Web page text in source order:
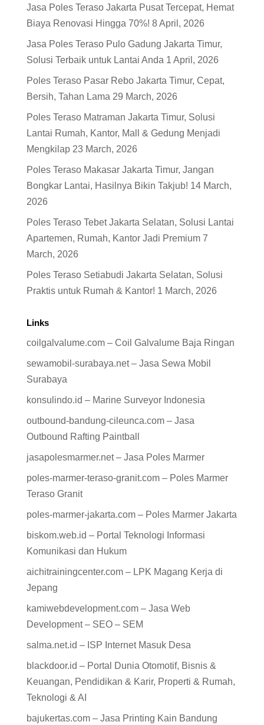
Jasa Poles Teraso Jakarta Pusat Tercepat, Hemat
Biaya Renovasi Hingga 70%! 8 April, 2026
Jasa Poles Teraso Pulo Gadung Jakarta Timur,
Solusi Terbaik untuk Lantai Anda 1 April, 2026
Poles Teraso Pasar Rebo Jakarta Timur, Cepat,
Bersih, Tahan Lama 29 March, 2026
Poles Teraso Matraman Jakarta Timur, Solusi
Lantai Rumah, Kantor, Mall & Gedung Menjadi
Mengkilap 23 March, 2026
Poles Teraso Makasar Jakarta Timur, Jangan
Bongkar Lantai, Hasilnya Bikin Takjub! 14 March,
2026
Poles Teraso Tebet Jakarta Selatan, Solusi Lantai
Apartemen, Rumah, Kantor Jadi Premium 7
March, 2026
Poles Teraso Setiabudi Jakarta Selatan, Solusi
Praktis untuk Rumah & Kantor! 1 March, 2026
Links
coilgalvalume.com – Coil Galvalume Baja Ringan
sewamobil-surabaya.net – Jasa Sewa Mobil
Surabaya
konsulindo.id – Marine Surveyor Indonesia
outbound-bandung-cileunca.com – Jasa
Outbound Rafting Paintball
jasapolesmarmer.net – Jasa Poles Marmer
poles-marmer-teraso-granit.com – Poles Marmer
Teraso Granit
poles-marmer-jakarta.com – Poles Marmer Jakarta
biskom.web.id – Portal Teknologi Informasi
Komunikasi dan Hukum
aichitrainingcenter.com – LPK Magang Kerja di
Jepang
kamiwebdevelopment.com – Jasa Web
Development – SEO – SEM
salma.net.id – ISP Internet Masuk Desa
blackdoor.id – Portal Dunia Otomotif, Bisnis &
Keuangan, Pendidikan & Karir, Properti & Rumah,
Teknologi & AI
bajukertas.com – Jasa Printing Kain Bandung